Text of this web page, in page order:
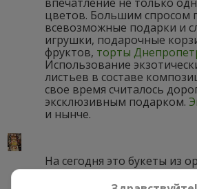
цветов. Большим спросом
всевозможные подарки и
игрушки, подарочные
фруктов, торты
Использование
листьев в составе
свое время считалось
эксклюзивным подарком.
и нынче.
На сегодня это букеты из
стрелиции, амариллисов
бабочки в подарок!